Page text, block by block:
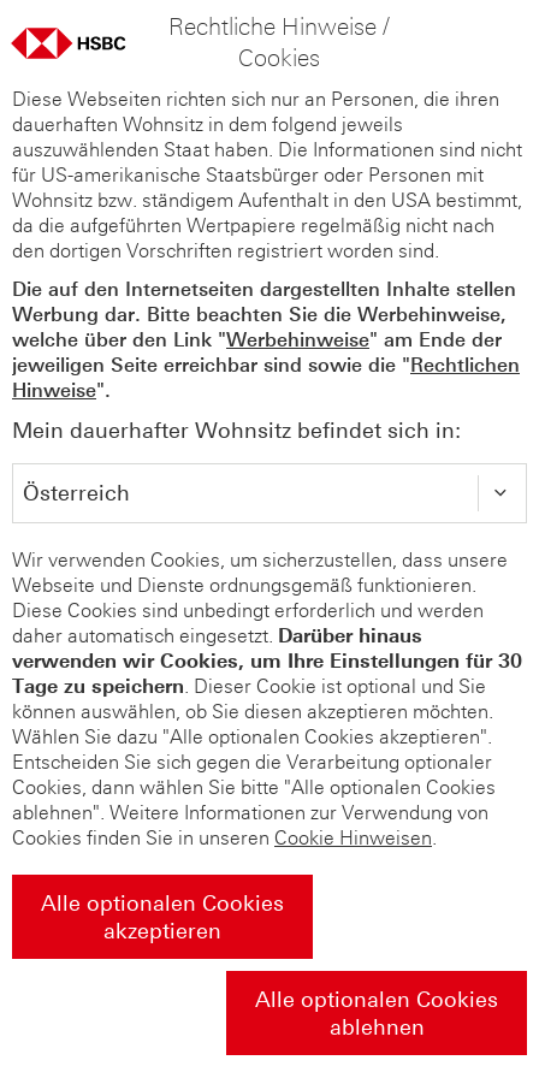
Rechtliche Hinweise /
Cookies
Diese Webseiten richten sich nur an Personen, die ihren
dauerhaften Wohnsitz in dem folgend jeweils
auszuwählenden Staat haben. Die Informationen sind nicht
für US-amerikanische Staatsbürger oder Personen mit
Wohnsitz bzw. ständigem Aufenthalt in den USA bestimmt,
da die aufgeführten Wertpapiere regelmäßig nicht nach
den dortigen Vorschriften registriert worden sind.
Die auf den Internetseiten dargestellten Inhalte stellen
Werbung dar. Bitte beachten Sie die Werbehinweise,
welche über den Link "Werbehinweise" am Ende der
jeweiligen Seite erreichbar sind sowie die "Rechtlichen
Hinweise".
Mein dauerhafter Wohnsitz befindet sich in:
Wir verwenden Cookies, um sicherzustellen, dass unsere
Webseite und Dienste ordnungsgemäß funktionieren.
Diese Cookies sind unbedingt erforderlich und werden
daher automatisch eingesetzt. Darüber hinaus
verwenden wir Cookies, um Ihre Einstellungen für 30
Tage zu speichern. Dieser Cookie ist optional und Sie
können auswählen, ob Sie diesen akzeptieren möchten.
Wählen Sie dazu "Alle optionalen Cookies akzeptieren".
Entscheiden Sie sich gegen die Verarbeitung optionaler
Cookies, dann wählen Sie bitte "Alle optionalen Cookies
ablehnen". Weitere Informationen zur Verwendung von
Cookies finden Sie in unseren Cookie Hinweisen.
Alle optionalen Cookies
akzeptieren
Alle optionalen Cookies
ablehnen